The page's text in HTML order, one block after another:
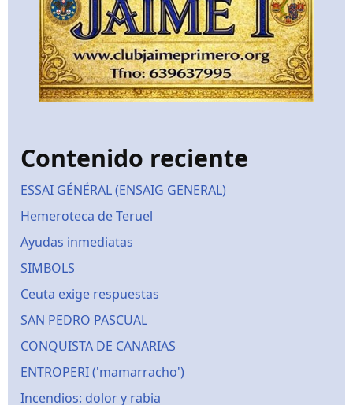
Contenido reciente
ESSAI GÉNÉRAL (ENSAIG GENERAL)
Hemeroteca de Teruel
Ayudas inmediatas
SIMBOLS
Ceuta exige respuestas
SAN PEDRO PASCUAL
CONQUISTA DE CANARIAS
ENTROPERI ('mamarracho')
Incendios: dolor y rabia